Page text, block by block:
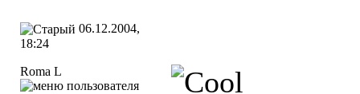
06.12.2004,
18:24
Roma L